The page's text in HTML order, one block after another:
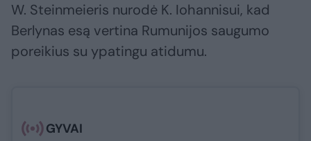
W. Steinmeieris nurodė K. Iohannisui, kad
Berlynas esą vertina Rumunijos saugumo
poreikius su ypatingu atidumu.
GYVAI